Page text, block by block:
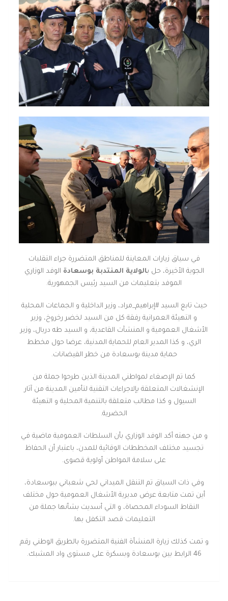
في سياق زيارات المعاينة للمناطق المتضررة جراء التقلبات
الجوية الأخيرة، حل بالولاية المنتدبة بوسعادة الوفد الوزاري
الموفد بتعليمات من السيد رئيس الجمهورية.
حيث تابع السيد #إبراهيم_مراد، وزير الداخلية و الجماعات المحلية
و التهيئة العمرانية رفقة كل من السيد لخضر رخروخ، وزير
الأشغال العمومية و المنشآت القاعدية، و السيد طه دربال، وزير
الري، و كذا المدير العام للحماية المدنية، عرضا حول مخطط
حماية مدينة بوسعادة من خطر الفيضانات.
كما تم الإصغاء لمواطني المدينة الذين طرحوا جملة من
الإنشغالات المتعلقة بإلاجراءات التقنية لتأمين المدينة من آثار
السيول و كذا مطالب متعلقة بالتنمية المحلية و التهيئة
الحضرية.
و من جهته أكد الوفد الوزاري بأن السلطات العمومية ماضية في
تجسيد مختلف المخططات الوقائية للمدن، باعتبار أن الحفاظ
على سلامة المواطن أولوية قصوى.
وفي ذات السياق تم التنقل الميداني لحي شعباني ببوسعادة،
أين تمت متابعة عرض مديرية الأشغال العمومية حول مختلف
النقاط السوداء المحصاة، و التي أسديت بشأنها جملة من
التعليمات قصد التكفل بها.
و تمت كذلك زيارة المنشأة الفنية المتضررة بالطريق الوطني رقم
46 الرابط بين بوسعادة وبسكرة على مستوى واد المشبك.